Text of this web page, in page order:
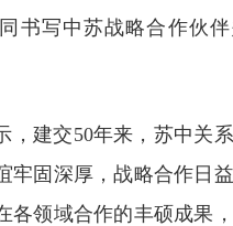
书写中苏战略合作伙
，建交50年来，苏中关
牢固深厚，战略合作日
各领域合作的丰硕成果